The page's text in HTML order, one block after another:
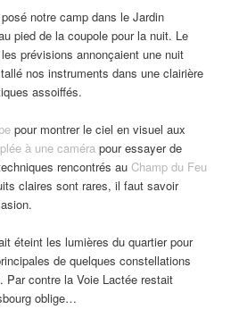
notre camp dans le Jardin
pied de la coupole pour la nuit. Le
prévisions annonçaient une nuit
nos instruments dans une clairière
assoiffés.
pour montrer le ciel en visuel aux
à une caméra pour essayer de
rencontrés auChamp du Feu
claires sont rares, il faut savoir
éteint les lumières du quartier pour
de quelques constellations
Par contre la Voie Lactée restait
oblige…